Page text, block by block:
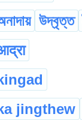
উদ্বৃত্ত
jingthew